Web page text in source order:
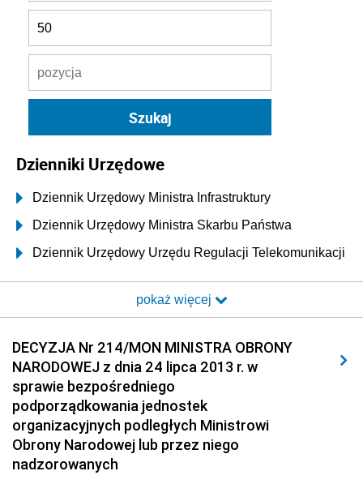
Dzienniki Urzędowe
Dziennik Urzędowy Ministra Infrastruktury
Dziennik Urzędowy Ministra Skarbu Państwa
Dziennik Urzędowy Urzędu Regulacji Telekomunikacji
Dziennik Urzędowy Ministra Transportu i Budownictwa
Elektronicznej
Dziennik Urzędowy Ministra Spraw Wewnętrznych i
Administracji
Dziennik Urzędowy Ministra Transportu
Dziennik Urzędowy Ministra Budownictwa
Dziennik Urzędowy Ministra Nauki i Szkolnictwa
pokaż więcej
DECYZJA Nr 214/MON MINISTRA OBRONY
NARODOWEJ z dnia 24 lipca 2013 r. w
sprawie bezpośredniego
podporządkowania jednostek
organizacyjnych podległych Ministrowi
Obrony Narodowej lub przez niego
nadzorowanych